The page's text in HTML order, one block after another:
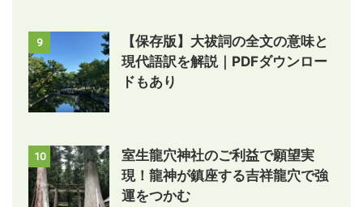
9
【保存版】大祓詞の全文の意味と
現代語訳を解説｜PDFダウンロー
ドもあり
10
室生龍穴神社のご利益で願望実
現！龍神が鎮座する吉祥龍穴で強
運をつかむ